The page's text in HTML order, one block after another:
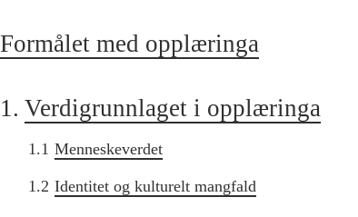
Formålet med opplæringa
1. Verdigrunnlaget i opplæringa
1.1 Menneskeverdet
1.2 Identitet og kulturelt mangfald